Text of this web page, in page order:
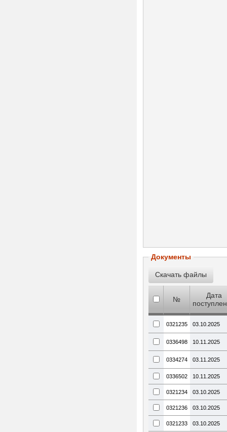
Документы
№
Дата
0321235 03.10.2025
0336498 10.11.2025
0334274 03.11.2025
0336502 10.11.2025
0321234 03.10.2025
0321236 03.10.2025
0321233 03.10.2025